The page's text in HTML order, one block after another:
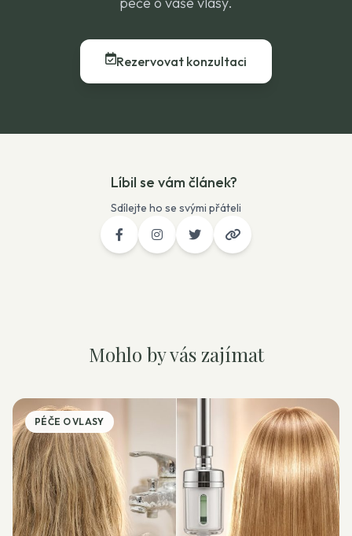
Rezervovat konzultaci
Líbil se vám článek?
Sdílejte ho se svými přáteli
Mohlo by vás zajímat
PÉČE O VLASY